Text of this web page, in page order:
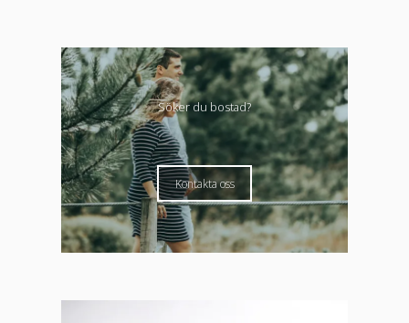
Söker du bostad?
Kontakta oss